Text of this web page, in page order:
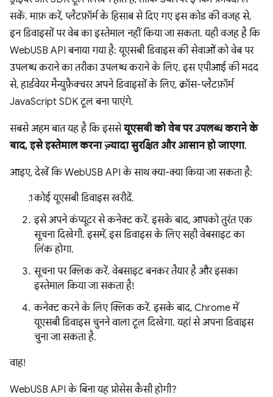
सकें. माफ़ करें, प्लैटफ़ॉर्म के हिसाब से दिए गए इस कोड की वजह से,
इन डिवाइसों पर वेब का इस्तेमाल नहीं किया जा सकता. यही वजह है कि
WebUSB API बनाया गया है: यूएसबी डिवाइस की सेवाओं को वेब पर
उपलब्ध कराने का तरीका उपलब्ध कराने के लिए. इस एपीआई की मदद
से, हार्डवेयर मैन्युफ़ैक्चरर अपने डिवाइसों के लिए, क्रॉस-प्लैटफ़ॉर्म
JavaScript SDK टूल बना पाएंगे.
सबसे अहम बात यह है कि इससेयूएसबी को वेब पर उपलब्ध कराने के
बाद, इसे इस्तेमाल करना ज़्यादा सुरक्षित और आसान हो जाएगा.
आइए, देखें कि WebUSB API के साथ क्या-क्या किया जा सकता है:
कोई यूएसबी डिवाइस खरीदें.
इसे अपने कंप्यूटर से कनेक्ट करें. इसके बाद, आपको तुरंत एक
सूचना दिखेगी. इसमें, इस डिवाइस के लिए सही वेबसाइट का
लिंक होगा.
सूचना पर क्लिक करें. वेबसाइट बनकर तैयार है और इसका
इस्तेमाल किया जा सकता है!
कनेक्ट करने के लिए क्लिक करें. इसके बाद, Chrome में
यूएसबी डिवाइस चुनने वाला टूल दिखेगा. यहां से अपना डिवाइस
चुना जा सकता है.
वाह!
WebUSB API के बिना यह प्रोसेस कैसी होगी?